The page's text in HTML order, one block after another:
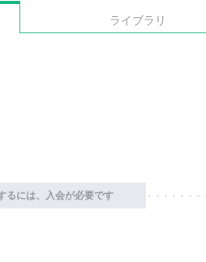
ライブラリ
るには、入会が必要です